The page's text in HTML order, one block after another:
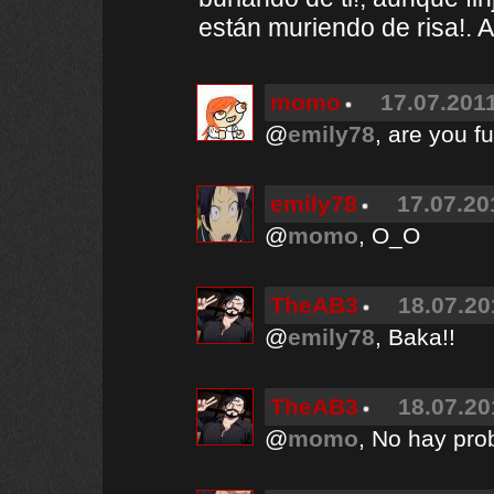
están muriendo de risa!.
momo
@emily78, are you
emily78
@momo, O_O
TheAB3
@emily78, Baka!!
TheAB3
@momo, No hay